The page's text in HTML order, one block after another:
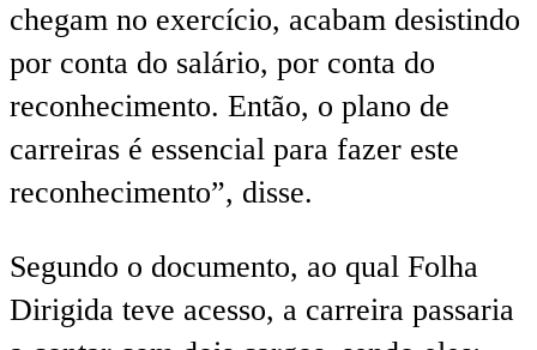
chegam no exercício, acabam desistindo
por conta do salário, por conta do
reconhecimento. Então, o plano de
carreiras é essencial para fazer este
reconhecimento”, disse.
Segundo o documento, ao qual Folha
Dirigida teve acesso, a carreira passaria